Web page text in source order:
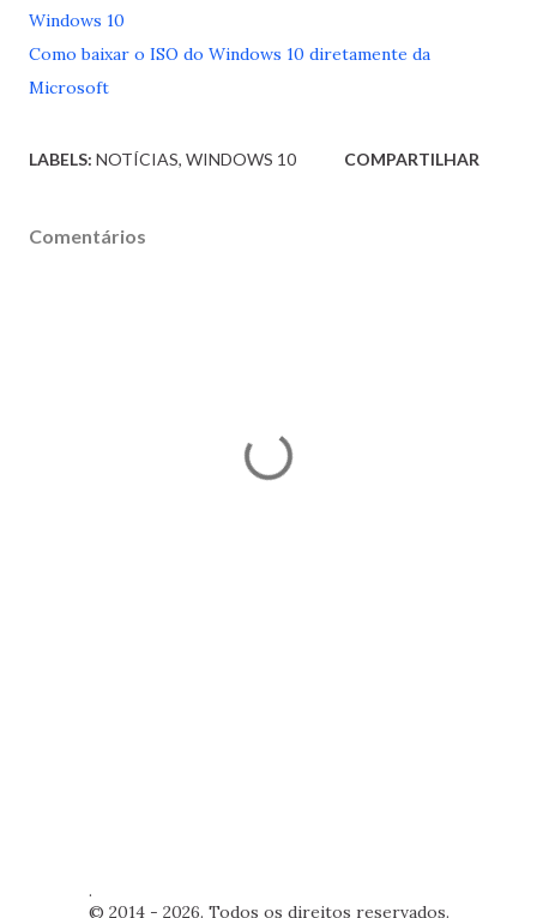
Windows 10
Como baixar o ISO do Windows 10 diretamente da
Microsoft
LABELS: NOTÍCIAS WINDOWS 10 COMPARTILHAR
Comentários
.
© 2014 - 2026. Todos os direitos reservados.